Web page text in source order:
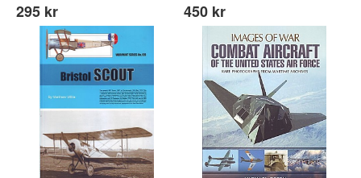
295 kr 450 kr